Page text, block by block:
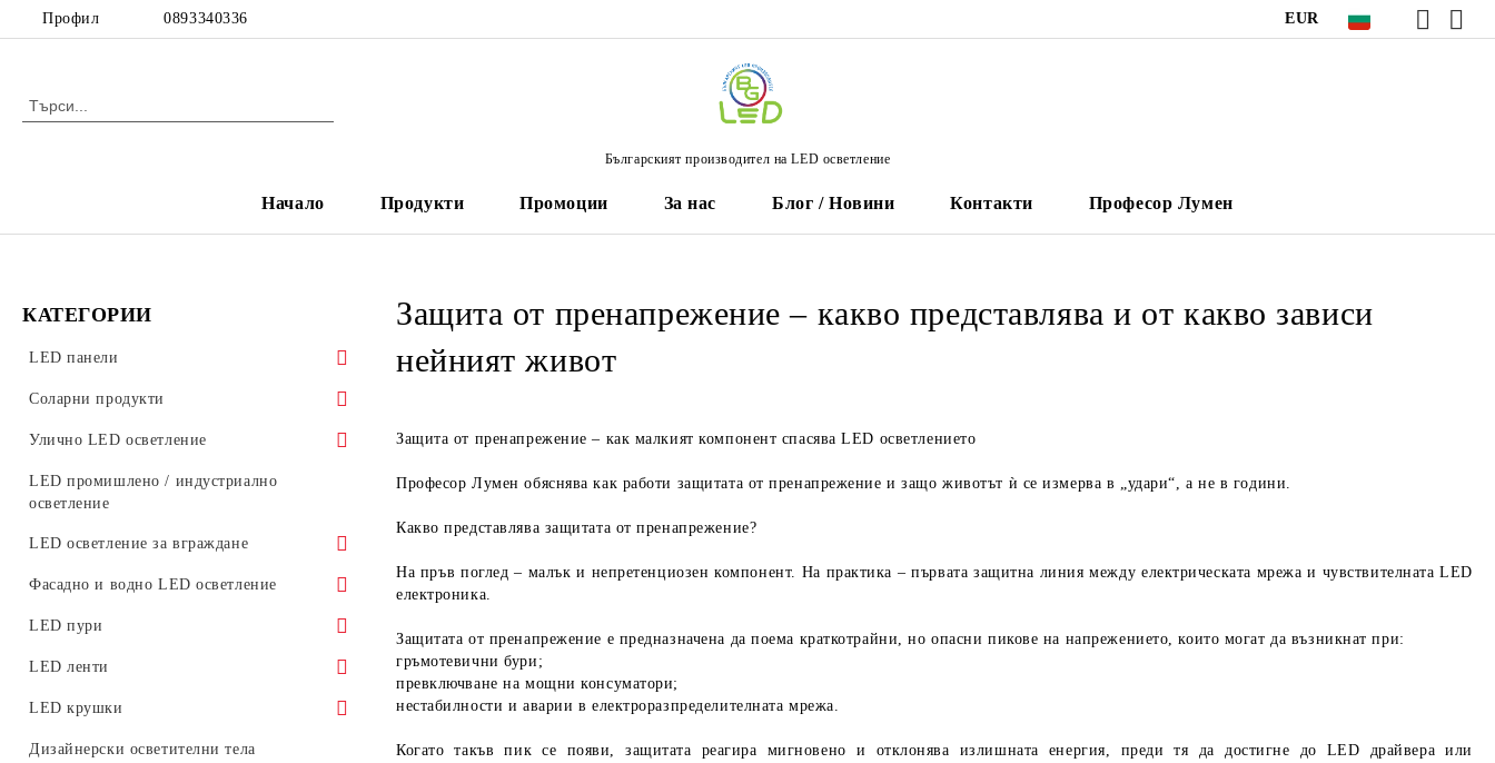
Профил 0893340336 EUR
Българският производител на LED осветление
Начало Продукти Промоции За нас Блог / Новини Контакти Професор Лумен
КАТЕГОРИИ
LED панели
LED панели за растерен таван
Ултратънки LED панели
Стъклени LED панели
Промоционални предложения
Соларни продукти
Соларни градински лампи
Улично LED осветление
Аксесоари за улично осветление
LED промишлено / индустриално
осветление
LED осветление за вграждане
LED осветление за вграждане в земя
мебели
LED осветление за вграждане в таван
Фасадно и водно LED осветление
Подводно LED осветление и ефекти
Фасадно LED осветление
LED пури
LED пури клас "Стандарт"
Стъклени LED пури
LED пури клас "А"
LED ленти
Корнизи за скрито осветление
LED крушки
LED крушки E27
Дизайнерски осветителни тела
Защита от пренапрежение – какво представлява и от какво зависи
нейният живот
Защита от пренапрежение – как малкият компонент спасява LED осветлението
Професор Лумен обяснява как работи защитата от пренапрежение и защо животът ѝ се измерва в „удари“, а не в години.
Какво представлява защитата от пренапрежение?
На пръв поглед – малък и непретенциозен компонент. На практика –първата защитна линия между електрическата мрежа и чувствителната LED
електроника.
Защитата от пренапрежение е предназначена да поема краткотрайни, но опасни пикове на напрежението, които могат да възникнат при:
гръмотевични бури;
превключване на мощни консуматори;
нестабилности и аварии в електроразпределителната мрежа.
Когато такъв пик се появи, защитата реагира мигновено и отклонява излишната енергия, преди тя да достигне до LED драйвера или